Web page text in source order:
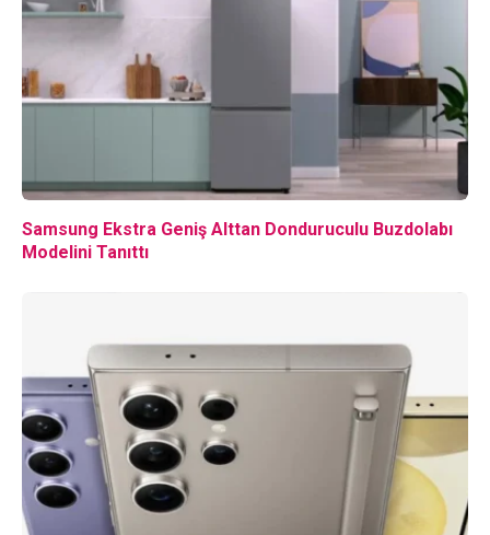
Samsung Ekstra Geniş Alttan Donduruculu Buzdolabı
Modelini Tanıttı